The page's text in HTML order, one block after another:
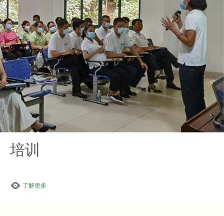
培训
了解更多